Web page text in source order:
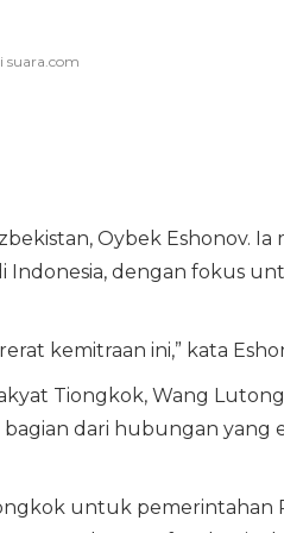
Oybek Eshonov. Ia
Indonesia, dengan fokus
kemitraan ini,” kata
Tiongkok, Wang
dari hubungan yang
untuk pemerintahan